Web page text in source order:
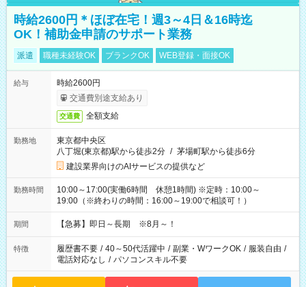
時給2600円＊ほぼ在宅！週3～4日＆16時迄
OK！補助金申請のサポート業務
派遣 職種未経験OK ブランクOK WEB登録・面接OK
給与
時給2600円
交通費別途支給あり
交通費 全額支給
勤務地
東京都中央区
八丁堀(東京都)駅から徒歩2分 / 茅場町駅から徒歩6分
建設業界向けのAIサービスの提供など
勤務時間
10:00～17:00(実働6時間 休憩1時間) ※定時：10:00～
19:00（※終わりの時間：16:00～19:00で相談可！）
期間 【急募】即日～長期 ※8月～！
特徴 履歴書不要 / 40～50代活躍中 / 副業・WワークOK / 服装自由 /
電話対応なし / パソコンスキル不要